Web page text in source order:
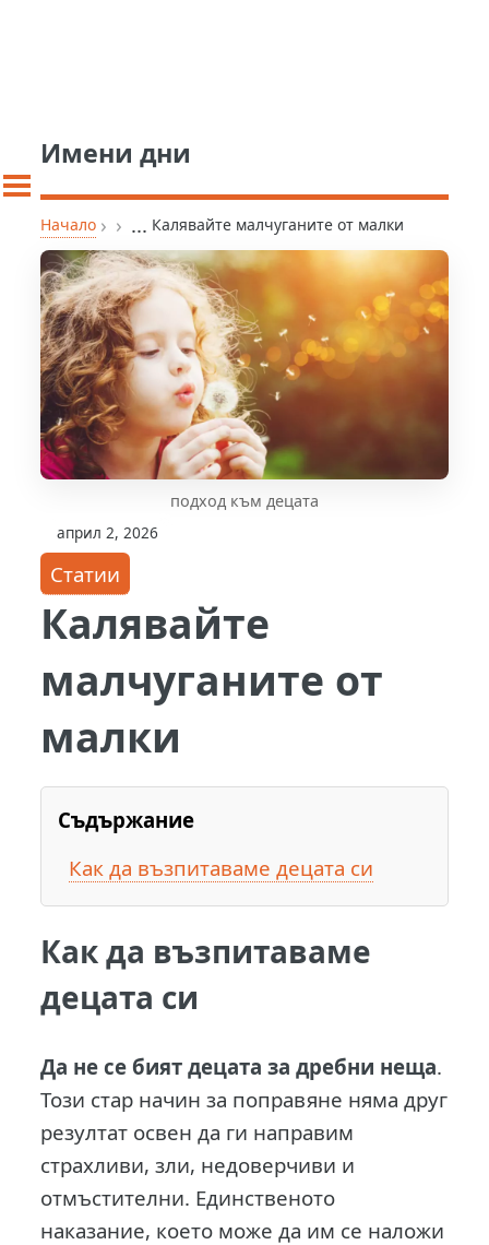
Имени дни
Начало › › ... Калявайте малчуганите от малки
подход към децата
април 2, 2026
Статии
Калявайте
малчуганите от
малки
Съдържание
Как да възпитаваме децата си
Как да възпитаваме
децата си
Да не се бият децата за дребни неща.
Този стар начин за поправяне няма друг
резултат освен да ги направим
страхливи, зли, недоверчиви и
отмъстителни. Единственото
наказание, което може да им се наложи